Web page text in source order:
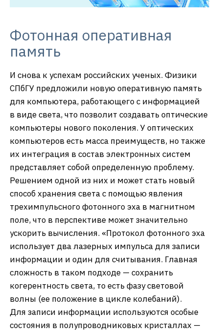
Фотонная оперативная
память
И снова к успехам российских ученых. Физики
СПбГУ предложили новую оперативную память
для компьютера, работающего с информацией
в виде света, что позволит создавать оптические
компьютеры нового поколения. У оптических
компьютеров есть масса преимуществ, но также
их интеграция в состав электронных систем
представляет собой определенную проблему.
Решением одной из них и может стать новый
способ хранения света с помощью явления
трехимпульсного фотонного эха в магнитном
поле, что в перспективе может значительно
ускорить вычисления. «Протокол фотонного эха
использует два лазерных импульса для записи
информации и один для считывания. Главная
сложность в таком подходе — сохранить
когерентность света, то есть фазу световой
волны (ее положение в цикле колебаний).
Для записи информации используются особые
состояния в полупроводниковых кристаллах —